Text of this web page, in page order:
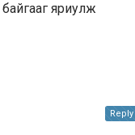
яриулж
Reply